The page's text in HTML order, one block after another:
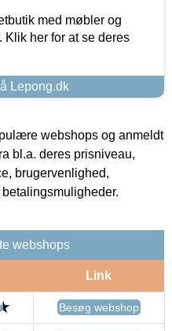
med møbler og
Klik her for at se deres
Lepong.dk
webshops og anmeldt
bl.a. deres prisniveau,
brugervenlighed,
webshops
Link
Besøg webshop